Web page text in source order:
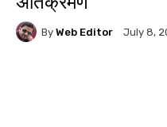
By Web Editor July 8,